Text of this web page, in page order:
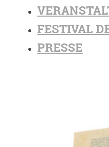
FESTIVAL
PRESSE